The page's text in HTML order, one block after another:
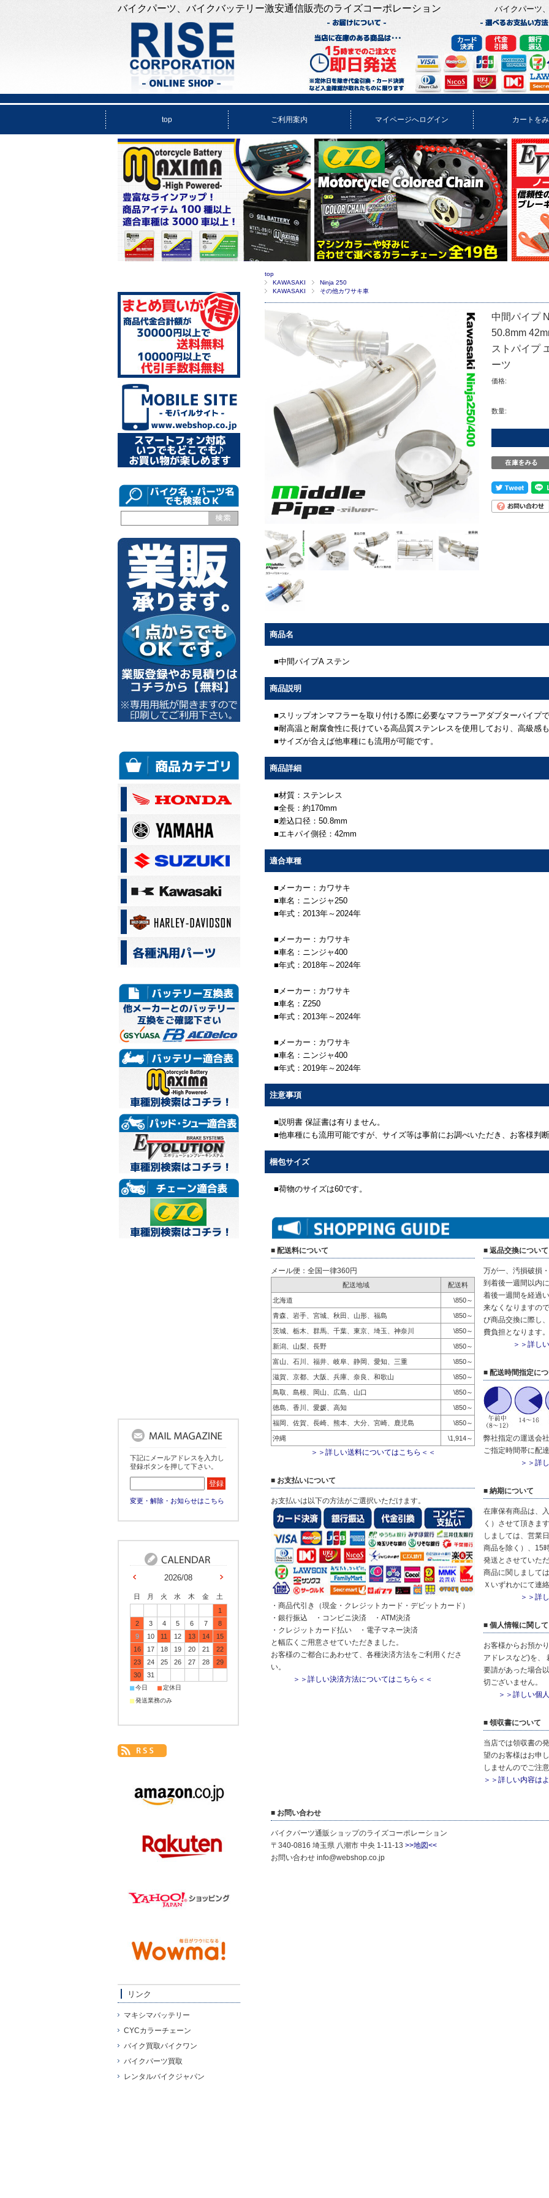
バイクパーツ、バイクバッテリー激安通信販売のライズコーポレーション バイクパーツ
top ご利用案内 マイページへログイン カートを
top
KAWASAKI
Ninja 250
KAWASAKI
その他カワサキ車
中間パイプ
50.8mm
ストパイプ
ーツ
価格:
数量:
商品名
■中間パイプA ステン
商品説明
■スリップオンマフラーを取り付ける際に必要なマフラーアダプターパイプで
■耐高温と耐腐食性に長けている高品質ステンレスを使用しており、高級感も
■サイズが合えば他車種にも流用が可能です。
商品詳細
■材質：ステンレス
■全長：約170mm
■差込口径：50.8mm
■エキパイ側径：42mm
適合車種
■メーカー：カワサキ
■車名：ニンジャ250
■年式：2013年～2024年
■メーカー：カワサキ
■車名：ニンジャ400
■年式：2018年～2024年
■メーカー：カワサキ
■車名：Z250
■年式：2013年～2024年
■メーカー：カワサキ
■車名：ニンジャ400
■年式：2019年～2024年
注意事項
■説明書 保証書は有りません。
■他車種にも流用可能ですが、サイズ等は事前にお調べいただき、お客様判
梱包サイズ
■荷物のサイズは60です。
■ 配送料について
メール便：全国一律360円
配送地域 配送料
北海道 \850～
青森、岩手、宮城、秋田、山形、福島 \850～
茨城、栃木、群馬、千葉、東京、埼玉、神奈川 \850～
新潟、山梨、長野 \850～
富山、石川、福井、岐阜、静岡、愛知、三重 \850～
滋賀、京都、大阪、兵庫、奈良、和歌山 \850～
鳥取、島根、岡山、広島、山口 \850～
徳島、香川、愛媛、高知 \850～
福岡、佐賀、長崎、熊本、大分、宮崎、鹿児島 \850～
沖縄 \1,914～
＞＞詳しい送料についてはこちら＜＜
■ お支払いについて
お支払いは以下の方法がご選択いただけます。
・商品代引き（現金・クレジットカード・デビットカード）
・銀行振込 ・コンビニ決済 ・ATM決済
・クレジットカード払い ・電子マネー決済
と幅広くご用意させていただきました。
お客様のご都合にあわせて、各種決済方法をご利用くださ
い。
＞＞詳しい決済方法についてはこちら＜＜
■ 返品交換について
万が一、汚損破損
到着後一週間以内
着後一週間を経過
来なくなりますの
び商品交換に際し
費負担となります。
＞＞詳し
■ 配送時間指定に
弊社指定の運送会
ご指定時間帯に配
＞＞詳
■ 納期について
在庫保有商品は、
く）させて頂きま
しましては、営業
商品を除く）、15
発送とさせていた
商品に関しまして
Ｘいずれかにて連
＞＞詳
■ 個人情報に関して
お客様からお預か
アドレスなど)を、
要請があった場合
切ございません。
＞＞詳しい個
■ 領収書について
当店では領収書の
望のお客様はお申
しませんのでご注意
＞＞詳しい内容は
■ お問い合わせ
バイクパーツ通販ショップのライズコーポレーション
〒340-0816 埼玉県 八潮市 中央 1-11-13 >>地図<<
お問い合わせ info@webshop.co.jp
下記にメールアドレスを入力し
登録ボタンを押して下さい。
変更・解除・お知らせはこちら
2026/08
日 月 火 水 木 金
土
1
2
3 4 5 6 7
8
9
10 11 12 13 14
15
16
17 18 19 20 21
22
23
24 25 26 27 28
29
30
31
■今日 ■定休日
■発送業務のみ
リンク
マキシマバッテリー
CYCカラーチェーン
バイク買取バイクワン
バイクパーツ買取
レンタルバイクジャパン